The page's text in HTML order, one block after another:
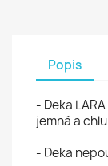
Popis
- Deka
jemná a
- Deka